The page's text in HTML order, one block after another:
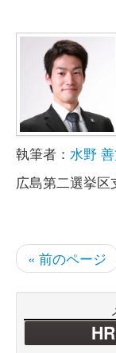
執筆者： 水野
広島第二選挙
« 前のページ